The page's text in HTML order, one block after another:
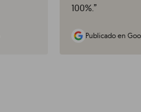
100%.”
Publicado en